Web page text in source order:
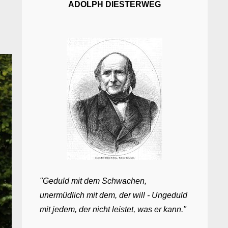
ADOLPH DIESTERWEG
"Geduld mit dem Schwachen,
unermüdlich mit dem, der will - Ungeduld
mit jedem, der nicht leistet, was er kann."